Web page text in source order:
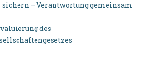
– Verantwortung gemeinsam
des